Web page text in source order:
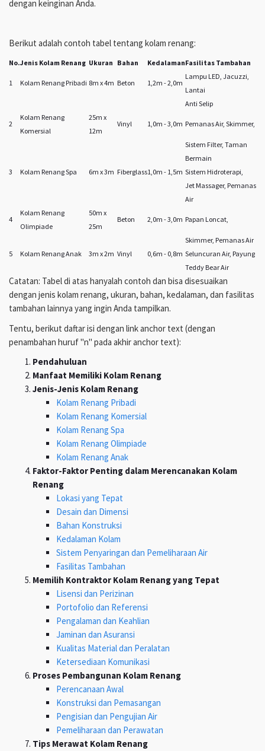
dengan keinginan Anda.
Berikut adalah contoh tabel tentang kolam renang:
No.Jenis Kolam Renang Ukuran Bahan KedalamanFasilitas Tambahan
1 Kolam Renang Pribadi 8m x 4m Beton 1,2m - 2,0m
Lampu LED, Jacuzzi,
Lantai
Anti Selip
2
Kolam Renang
Komersial
25m x
12m
Vinyl 1,0m - 3,0m Pemanas Air, Skimmer,
Sistem Filter, Taman
Bermain
3
Kolam Renang Spa 6m x 3m Fiberglass1,0m - 1,5m Sistem Hidroterapi,
Jet Massager, Pemanas
Air
4
Kolam Renang
Olimpiade
50m x
25m
Beton 2,0m - 3,0m Papan Loncat,
Skimmer, Pemanas Air
5
Kolam Renang Anak 3m x 2m Vinyl 0,6m - 0,8m Seluncuran Air, Payung
Teddy Bear Air
Catatan: Tabel di atas hanyalah contoh dan bisa disesuaikan
dengan jenis kolam renang, ukuran, bahan, kedalaman, dan fasilitas
tambahan lainnya yang ingin Anda tampilkan.
Tentu, berikut daftar isi dengan link anchor text (dengan
penambahan huruf "n" pada akhir anchor text):
Pendahuluan
Manfaat Memiliki Kolam Renang
Jenis-Jenis Kolam Renang
Kolam Renang Pribadi
Kolam Renang Komersial
Kolam Renang Spa
Kolam Renang Olimpiade
Kolam Renang Anak
Faktor-Faktor Penting dalam Merencanakan Kolam
Renang
Lokasi yang Tepat
Desain dan Dimensi
Bahan Konstruksi
Kedalaman Kolam
Sistem Penyaringan dan Pemeliharaan Air
Fasilitas Tambahan
Memilih Kontraktor Kolam Renang yang Tepat
Lisensi dan Perizinan
Portofolio dan Referensi
Pengalaman dan Keahlian
Jaminan dan Asuransi
Kualitas Material dan Peralatan
Ketersediaan Komunikasi
Proses Pembangunan Kolam Renang
Perencanaan Awal
Konstruksi dan Pemasangan
Pengisian dan Pengujian Air
Pemeliharaan dan Perawatan
Tips Merawat Kolam Renang